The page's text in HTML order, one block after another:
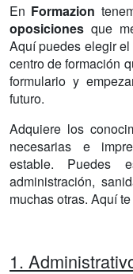
En Formazion
oposiciones que
Aquí puedes elegir
centro de formación
formulario y
futuro.
Adquiere los
necesarias e
estable. Puedes
administración,
muchas otras. Aquí
1.